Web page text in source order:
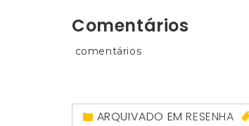
Comentários
comentários
ARQUIVADO EMRESENHA